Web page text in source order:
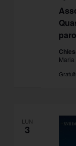
Maria
LUN
3